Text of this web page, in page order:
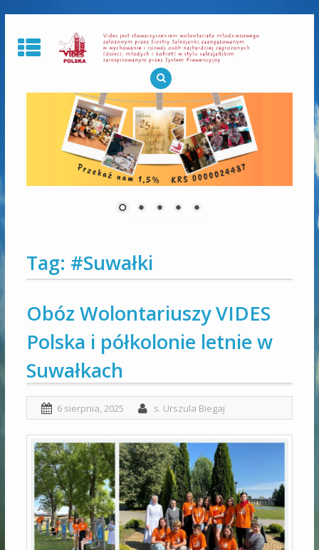
to
content
Tag: #Suwałki
Obóz Wolontariuszy VIDES
Polska i półkolonie letnie w
Suwałkach
6 sierpnia, 2025 s. Urszula Biegaj